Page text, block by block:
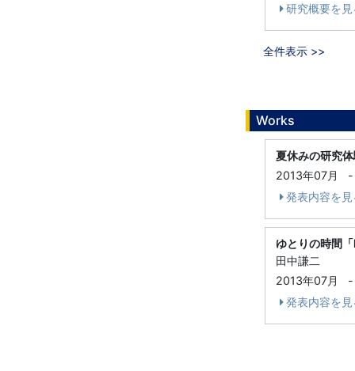
研究概要を見
全件表示 >>
Works
夏休みの研究
2013年07月
-
発表内容を見
ゆとりの時間
田中謙二
2013年07月
-
発表内容を見